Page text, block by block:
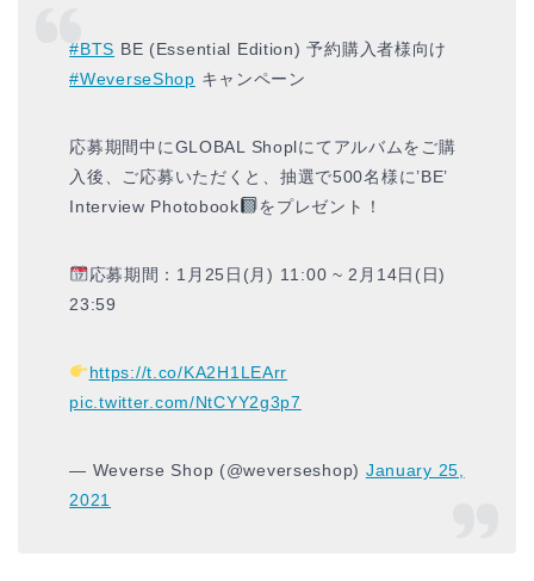
#BTS BE (Essential Edition) 予約購入者様向け
#WeverseShop キャンペーン
応募期間中にGLOBAL Shoplにてアルバムをご購
入後、ご応募いただくと、抽選で500名様に’BE’
Interview Photobook
をプレゼント！
応募期間：1月25日(月) 11:00 ~ 2月14日(日)
23:59
https://t.co/KA2H1LEArr
pic.twitter.com/NtCYY2g3p7
— Weverse Shop (@weverseshop) January 25,
2021